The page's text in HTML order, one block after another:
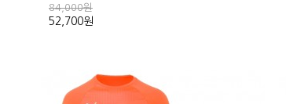
84,000원
52,700원